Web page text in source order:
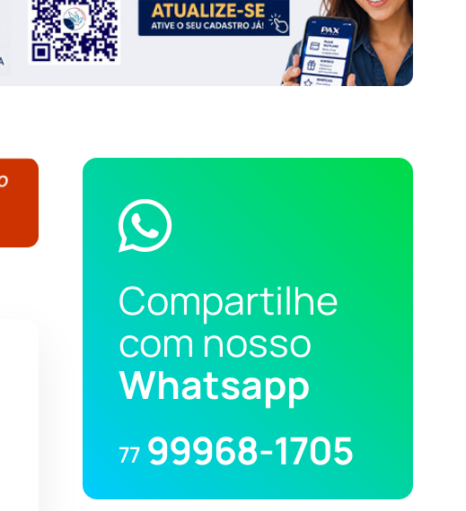
Compartilhe
com nosso
Whatsapp
77 99968-1705